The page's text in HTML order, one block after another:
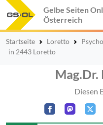
Gelbe Seiten
Österreich
Startseite Loretto
in 2443 Loretto
Mag.Dr.
Diesen